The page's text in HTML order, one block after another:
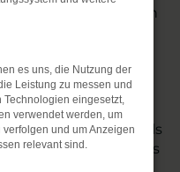
Q3 Gebrauchtwagen
Gebrauchte, die
Querfurt möglich
Fahrzeug zum
umgehend
Sortiment oder
beraten. Mit mehr als
Team aus mehr als
Sie von unserem
es uns, die Nutzung der
Leistung zu messen und
Technologien eingesetzt,
verwendet werden, um
und um Anzeigen
relevant sind.